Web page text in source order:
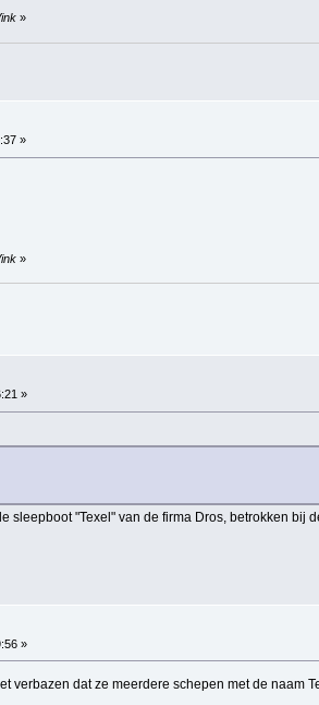
»
»
»
»
sleepboot "Texel" van de firma Dros, betrokken bij
»
verbazen dat ze meerdere schepen met de naam